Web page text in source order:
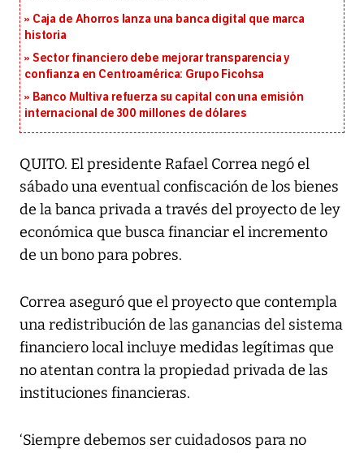
Caja de Ahorros lanza una banca digital que marca
historia
Sector financiero debe mejorar transparencia y
confianza en Centroamérica: Grupo Ficohsa
Banco Multiva refuerza su capital con una emisión
internacional de 300 millones de dólares
QUITO. El presidente Rafael Correa negó el
sábado una eventual confiscación de los bienes
de la banca privada a través del proyecto de ley
económica que busca financiar el incremento
de un bono para pobres.
Correa aseguró que el proyecto que contempla
una redistribución de las ganancias del sistema
financiero local incluye medidas legítimas que
no atentan contra la propiedad privada de las
instituciones financieras.
‘Siempre debemos ser cuidadosos para no